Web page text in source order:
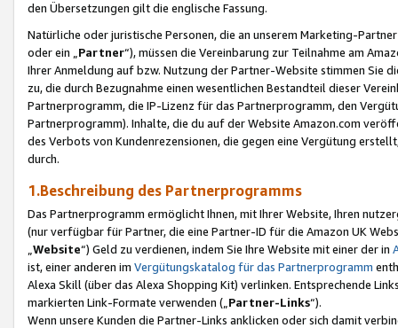
den Übersetzungen gilt die englische Fassung.
Natürliche oder juristische Personen, die an unserem Marketing-
oder ein „Partner“), müssen die Vereinbarung zur Teilnahme am
Ihrer Anmeldung auf bzw. Nutzung der Partner-Website stimmen Sie
zu, die durch Bezugnahme einen wesentlichen Bestandteil dieser
Partnerprogramm, die IP-Lizenz für das Partnerprogramm, den
Partnerprogramm). Inhalte, die du auf der Website Amazon.com
des Verbots von Kundenrezensionen, die gegen eine Vergütung
durch.
1.Beschreibung des Partnerprogramms
Das Partnerprogramm ermöglicht Ihnen, mit Ihrer Website, Ihren
(nur verfügbar für Partner, die eine Partner-ID für die Amazon UK
Website“) Geld zu verdienen, indem Sie Ihre Website mit einer der in
ist, einer anderen im Vergütungskatalog für das Partnerprogramm
Alexa Skill (über das Alexa Shopping Kit) verlinken. Entsprechende
markierten Link-Formate verwenden („ Partner-Links“).
Wenn unsere Kunden die Partner-Links anklicken oder sich damit